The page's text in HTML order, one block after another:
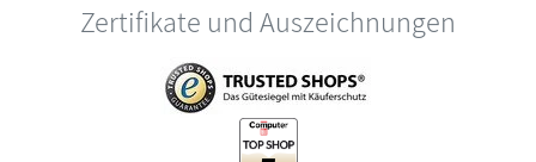
Zertifikate und Auszeichnungen